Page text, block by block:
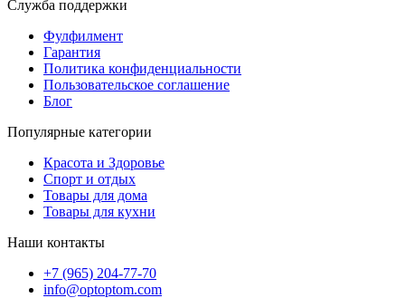
Служба поддержки
Фулфилмент
Гарантия
Политика конфиденциальности
Пользовательское соглашение
Блог
Популярные категории
Красота и Здоровье
Спорт и отдых
Товары для дома
Товары для кухни
Наши контакты
+7 (965) 204-77-70
info@optoptom.com